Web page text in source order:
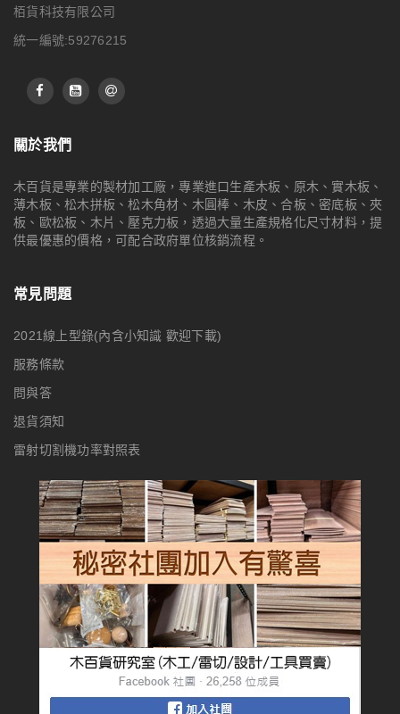
栢貨科技有限公司
統一編號:59276215
關於我們
木百貨是專業的製材加工廠，專業進口生產木板、原木、實木板、
薄木板、松木拼板、松木角材、木圓棒、木皮、合板、密底板、夾
板、歐松板、木片、壓克力板，透過大量生產規格化尺寸材料，提
供最優惠的價格，可配合政府單位核銷流程。
常見問題
2021線上型錄(內含小知識 歡迎下載)
服務條款
問與答
退貨須知
雷射切割機功率對照表